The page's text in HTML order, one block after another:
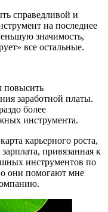
справедливой и
на последнее
значимость,
все остальные.
повысить
заработной платы.
более
инструмента.
карьерного роста,
привязанная к
инструментов по
они помогают мне